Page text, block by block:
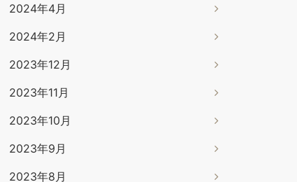
2024年4月
2024年2月
2023年12月
2023年11月
2023年10月
2023年9月
2023年8月